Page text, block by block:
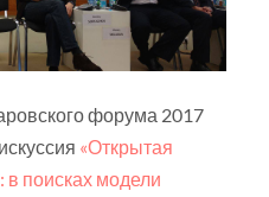
форума 2017
«Открытая
в поисках модели